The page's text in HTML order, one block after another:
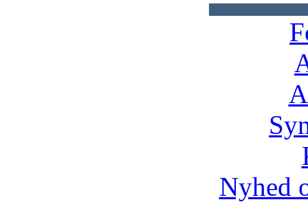
Nyhed